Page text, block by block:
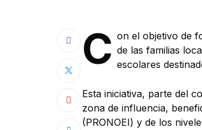
C on el objetivo de
de las familias
escolares
Esta iniciativa, parte del
zona de influencia,
(PRONOEI) y de los